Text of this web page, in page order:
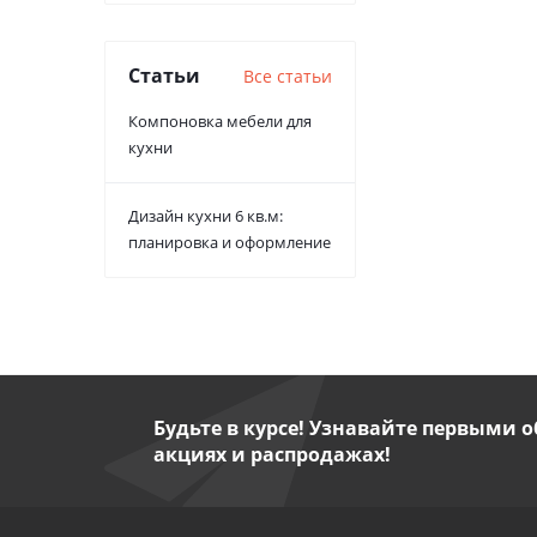
Статьи Все статьи
Компоновка мебели для
кухни
Дизайн кухни 6 кв.м:
планировка и оформление
Будьте в курсе! Узнавайте первыми
акциях и распродажах!